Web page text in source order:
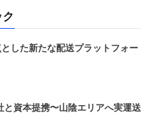
した新たな配送プラットフォー
資本提携〜山陰エリアへ実運送